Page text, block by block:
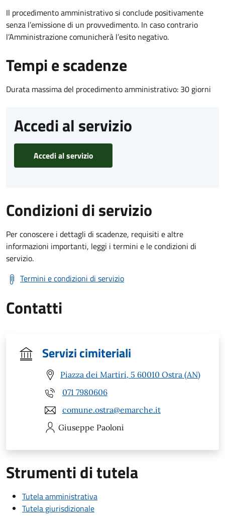
Il procedimento amministrativo si conclude positivamente
senza l’emissione di un provvedimento. In caso contrario
l’Amministrazione comunicherà l’esito negativo.
Tempi e scadenze
Durata massima del procedimento amministrativo: 30 giorni
Accedi al servizio
Accedi al servizio
Condizioni di servizio
Per conoscere i dettagli di scadenze, requisiti e altre
informazioni importanti, leggi i termini e le condizioni di
servizio.
Termini e condizioni di servizio
Contatti
Servizi cimiteriali
Piazza dei Martiri, 5 60010 Ostra (AN)
071 7980606
comune.ostra@emarche.it
Giuseppe Paoloni
Strumenti di tutela
Tutela amministrativa
Tutela giurisdizionale